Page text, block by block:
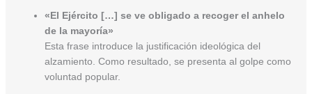
«El Ejército […] se ve obligado a recoger el anhelo
de la mayoría»
Esta frase introduce la justificación ideológica del
alzamiento. Como resultado, se presenta al golpe como
voluntad popular.